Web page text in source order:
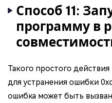
Способ 11:
программу в
Такого простого
для устранения ошибки
ошибка может быть